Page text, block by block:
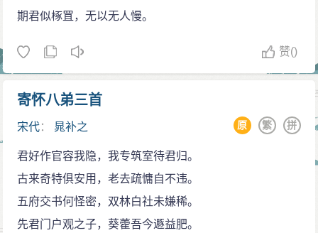
有鸟，黑如鸲鹆，亦冠长喙，俯而啄，磔然有声。稍
而上，篁筱仰不见日，如四五里，乃闻鸡声。有僧布袍
蹑履来迎，与之语，愕而顾，如麋鹿不可接。顶有屋数
十间，曲折依崖壁为栏楯，如蜗鼠缭绕乃得出。门牖相
值，既坐，山风飒然而至，堂殿铃铎皆鸣，二三子相顾
而惊，不知身之在何境也。”晁氏善于继承柳宗元写山水
游记的传统，风格峭刻峻洁，语言凝练简朴。此文可见
一斑。
作品集
期君似椓罝，无以无人慢。
赞()
寄怀八弟三首
宋代： 晁补之 拼
繁
原
君好作官容我隐，我专筑室待君归。
古来奇特俱安用，老去疏慵自不违。
五府交书何怪密，双林白社未嫌稀。
先君门户观之子，葵藿吾今遯益肥。